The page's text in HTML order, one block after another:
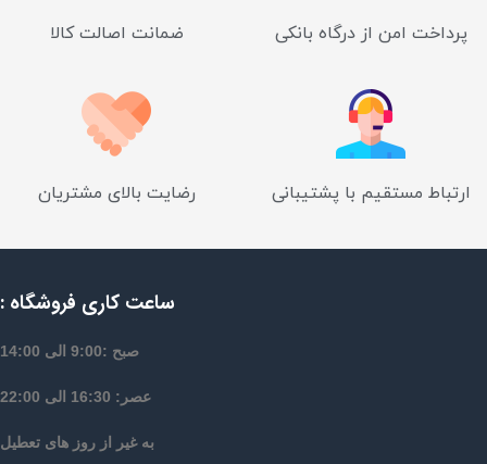
پرداخت امن از درگاه بانکی ضمانت اصالت کالا
ارتباط مستقیم با پشتیبانی رضایت بالای مشتریان
ساعت کاری فروشگاه :
صبح :9:00 الی 14:00
عصر: 16:30 الی 22:00
به غیر از روز های تعطیل